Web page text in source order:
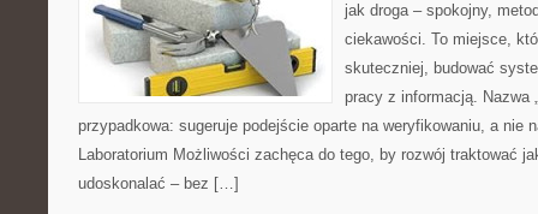
jak droga – spokojny,
ciekawości. To miejsce,
skuteczniej, budować
pracy z informacją. Nazwa
przypadkowa: sugeruje podejście oparte na weryfikowaniu, a nie
Laboratorium Możliwości zachęca do tego, by rozwój traktować
udoskonalać – bez […]